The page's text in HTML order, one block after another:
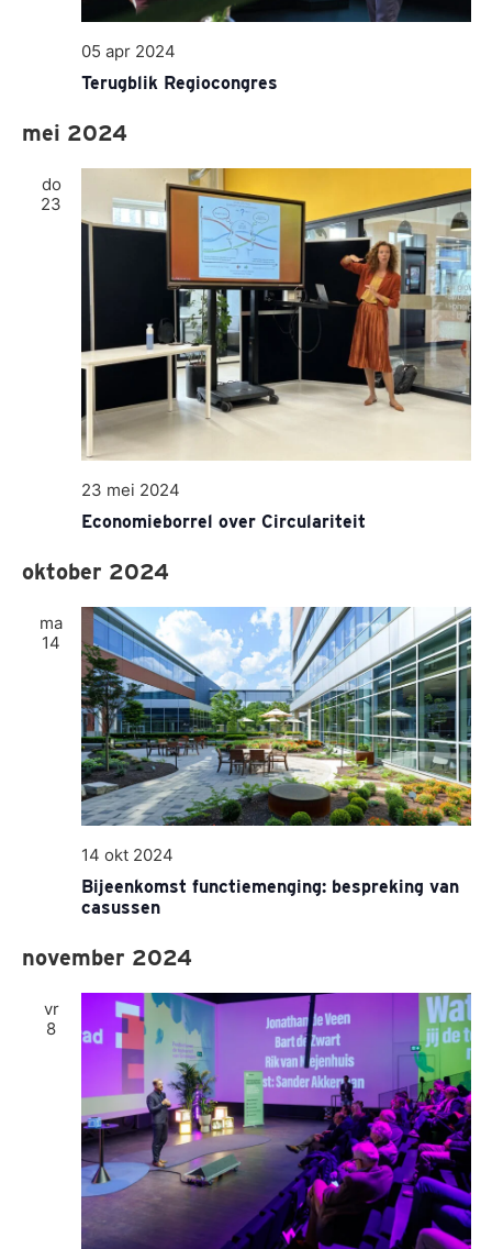
Terugblik Regiocongres
05 apr 2024
mei 2024
do
23
Economieborrel over Circulariteit
23 mei 2024
oktober 2024
ma
14
Bijeenkomst functiemenging: bespreking van
casussen
14 okt 2024
november 2024
vr
8